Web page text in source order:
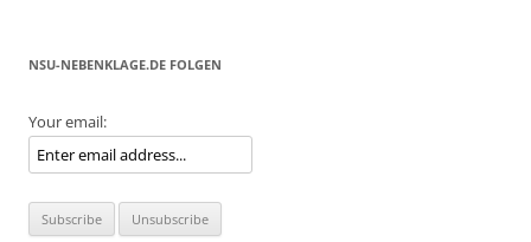
NSU-NEBENKLAGE.DE FOLGEN
Your email: